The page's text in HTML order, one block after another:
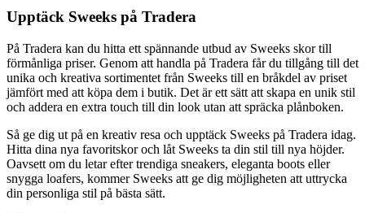
Upptäck Sweeks på Tradera
På Tradera kan du hitta ett spännande utbud av Sweeks skor till
förmånliga priser. Genom att handla på Tradera får du tillgång till det
unika och kreativa sortimentet från Sweeks till en bråkdel av priset
jämfört med att köpa dem i butik. Det är ett sätt att skapa en unik stil
och addera en extra touch till din look utan att spräcka plånboken.
Så ge dig ut på en kreativ resa och upptäck Sweeks på Tradera idag.
Hitta dina nya favoritskor och låt Sweeks ta din stil till nya höjder.
Oavsett om du letar efter trendiga sneakers, eleganta boots eller
snygga loafers, kommer Sweeks att ge dig möjligheten att uttrycka
din personliga stil på bästa sätt.